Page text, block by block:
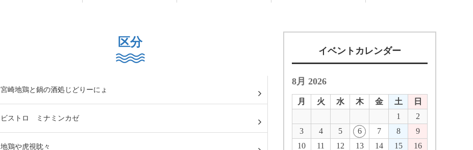
区分
宮崎地鶏と鍋の酒処じどりーにょ
ビストロ ミナミンカゼ
地鶏や虎視眈々
イベントカレンダー
8月 2026
月 火 水 木 金 土
日
1
2
3
4 5 6 7 8
9
10
11 12 13 14 15
16